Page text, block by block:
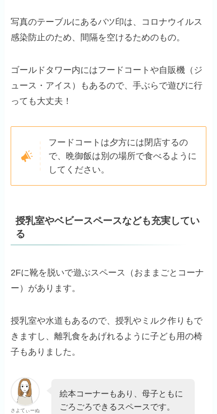
写真のテーブルにあるバツ印は、コロナウイルス
感染防止のため、間隔を空けるためのもの。
ゴールドタワー内にはフードコートや自販機（ジ
ュース・アイス）もあるので、手ぶらで遊びに行
っても大丈夫！
フードコートは夕方には閉店するの
で、晩御飯は別の場所で食べるように
してください。
授乳室やベビースペースなども充実してい
る
2Fに靴を脱いで遊ぶスペース（おままごとコーナ
ー）があります。
授乳室や水道もあるので、授乳やミルク作りもで
きますし、離乳食をあげれるように子ども用の椅
子もありました。
さよてぃーぬ
絵本コーナーもあり、母子ともに
ごろごろできるスペースです。